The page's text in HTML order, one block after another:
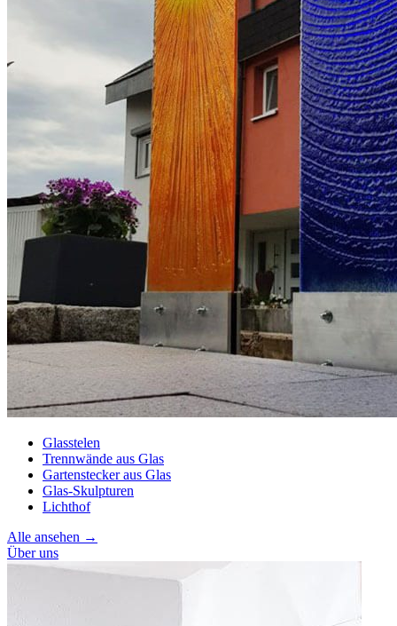
Glasstelen
Trennwände aus Glas
Gartenstecker aus Glas
Glas-Skulpturen
Lichthof
Alle ansehen →
Über uns